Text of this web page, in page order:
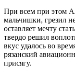
При всем при этом
мальчишки, грезил
оставляет мечту
твердо решил
вкус удалось во
рязанский
присягу.